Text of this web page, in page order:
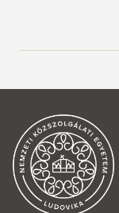
Hivatali szünet
2026/08/02
intézkedések
2026/07/13